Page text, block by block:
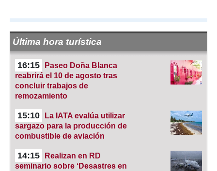
Última hora turística
16:15
Paseo Doña Blanca
reabrirá el 10 de agosto tras
concluir trabajos de
remozamiento
15:10
La IATA evalúa utilizar
sargazo para la producción de
combustible de aviación
14:15
Realizan en RD
seminario sobre ‘Desastres en